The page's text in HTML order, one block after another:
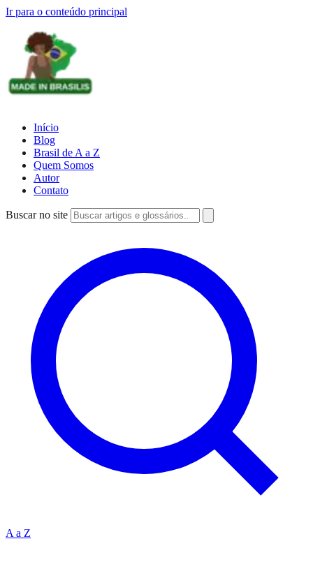
Ir para o conteúdo principal
Início
Blog
Brasil de A a Z
Quem Somos
Autor
Contato
Buscar no site
A a Z